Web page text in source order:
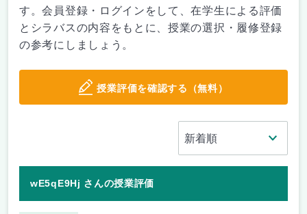
す。会員登録・ログインをして、在学生による評価
とシラバスの内容をもとに、授業の選択・履修登録
の参考にしましょう。
授業評価を確認する（無料）
wE5qE9Hj さんの授業評価